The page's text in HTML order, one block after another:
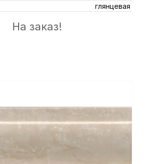
глянцевая
На заказ!